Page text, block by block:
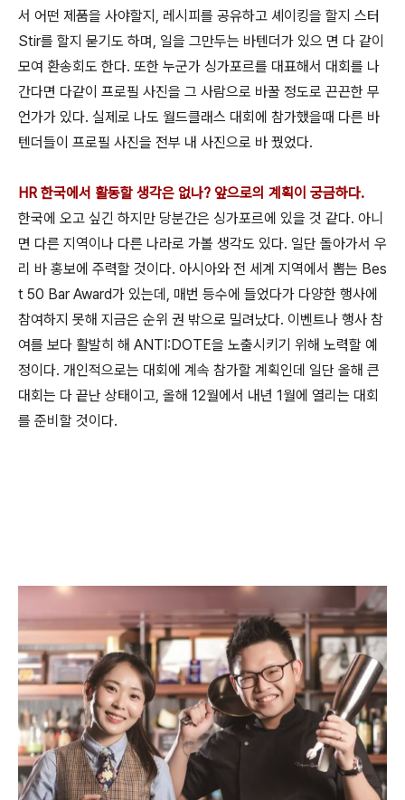
서 어떤 제품을 사야할지, 레시피를 공유하고 셰이킹을 할지 스터
Stir를 할지 묻기도 하며, 일을 그만두는 바텐더가 있으 면 다 같이
모여 환송회도 한다. 또한 누군가 싱가포르를 대표해서 대회를 나
간다면 다같이 프로필 사진을 그 사람으로 바꿀 정도로 끈끈한 무
언가가 있다. 실제로 나도 월드클래스 대회에 참가했을때 다른 바
텐더들이 프로필 사진을 전부 내 사진으로 바 꿨었다.
HR 한국에서 활동할 생각은 없나? 앞으로의 계획이 궁금하다.
한국에 오고 싶긴 하지만 당분간은 싱가포르에 있을 것 같다. 아니
면 다른 지역이나 다른 나라로 가볼 생각도 있다. 일단 돌아가서 우
리 바 홍보에 주력할 것이다. 아시아와 전 세계 지역에서 뽑는 Bes
t 50 Bar Award가 있는데, 매번 등수에 들었다가 다양한 행사에
참여하지 못해 지금은 순위 권 밖으로 밀려났다. 이벤트나 행사 참
여를 보다 활발히 해 ANTI:DOTE을 노출시키기 위해 노력할 예
정이다. 개인적으로는 대회에 계속 참가할 계획인데 일단 올해 큰
대회는 다 끝난 상태이고, 올해 12월에서 내년 1월에 열리는 대회
를 준비할 것이다.